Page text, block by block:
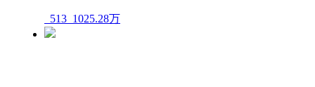
513 1025.28万